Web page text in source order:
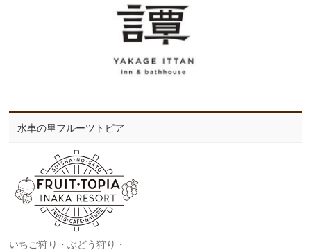
水車の里フルーツトピア
いちご狩り・ぶどう狩り・